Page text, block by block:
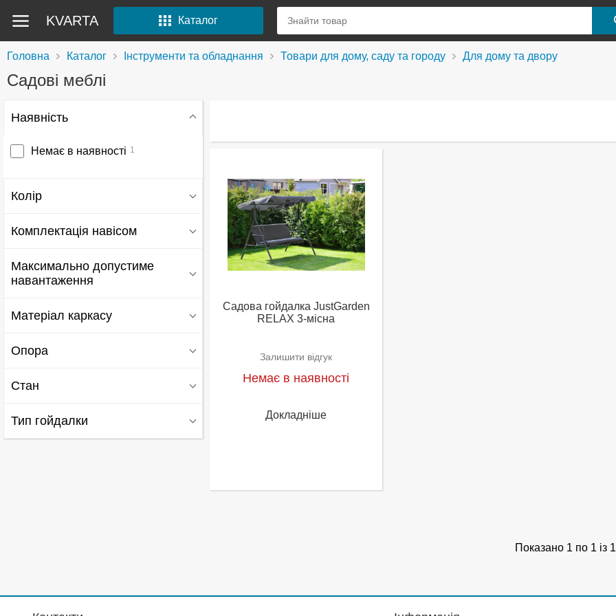
KVARTA Каталог
Головна Каталог Інструменти та обладнання Товари для дому, саду та городу Для дому та двору
Садові меблі
Наявність
Немає в наявності 1
Колір
Серый
Комплектація навісом
Да
Максимально допустиме
навантаження
200
Матеріал каркасу
металл
Опора
4 ножки
Стан
Новое
Тип гойдалки
Садова гойдалка JustGarden
RELAX 3-місна
Залишити відгук
Немає в наявності
Докладніше
Показано 1 по 1 із 1